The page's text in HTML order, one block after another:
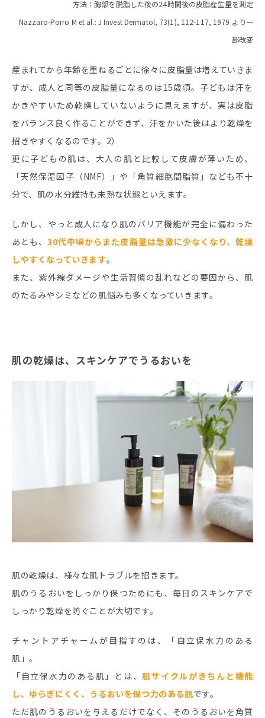
方法：胸部を脱脂した後の24時間後の皮脂産生量を測定
Nazzaro-Porro M et al.: J Invest Dermatol, 73(1), 112-117, 1979 より一
部改変
産まれてから年齢を重ねるごとに徐々に皮脂量は増えていきま
すが、成人と同等の皮脂量になるのは15歳頃。子どもは汗を
かきやすいため乾燥していないように見えますが、実は皮脂
をバランス良く作ることができず、汗をかいた後はより乾燥を
招きやすくなるのです。2）
更に子どもの肌は、大人の肌と比較して皮膚が薄いため、
「天然保湿因子（NMF）」や「角質細胞間脂質」なども不十
分で、肌の水分維持も未熟な状態といえます。
しかし、やっと成人になり肌のバリア機能が完全に備わった
あとも、30代中頃からまた皮脂量は急激に少なくなり、乾燥
しやすくなっていきます。
また、紫外線ダメージや生活習慣の乱れなどの要因から、肌
のたるみやシミなどの肌悩みも多くなっていきます。
肌の乾燥は、スキンケアでうるおいを
肌の乾燥は、様々な肌トラブルを招きます。
肌のうるおいをしっかり保つためにも、毎日のスキンケアで
しっかり乾燥を防ぐことが大切です。
チャントアチャームが目指すのは、「自立保水力のある
肌」。
「自立保水力のある肌」とは、 肌サイクルがきちんと機能
し、ゆらぎにくく、うるおいを保つ力のある肌です。
ただ肌のうるおいを与えるだけでなく、そのうるおいを角質